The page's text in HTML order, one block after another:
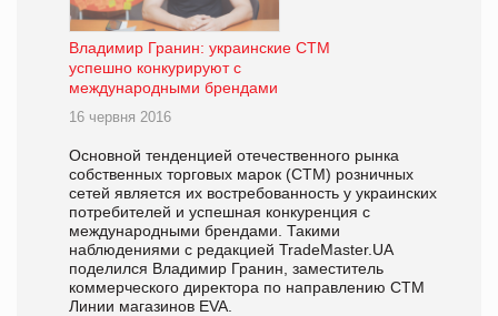
Владимир Гранин: украинские СТМ
успешно конкурируют с
международными брендами
16 червня 2016
Основной тенденцией отечественного рынка
собственных торговых марок (СТМ) розничных
сетей является их востребованность у украинских
потребителей и успешная конкуренция с
международными брендами. Такими
наблюдениями с редакцией TradeMaster.UA
поделился Владимир Гранин, заместитель
коммерческого директора по направлению СТМ
Линии магазинов EVA.